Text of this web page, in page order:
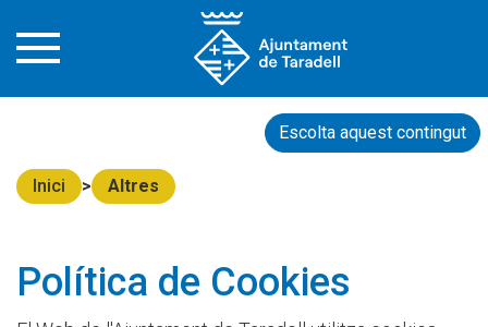
Escolta aquest contingut
Inici Altres
Política de Cookies